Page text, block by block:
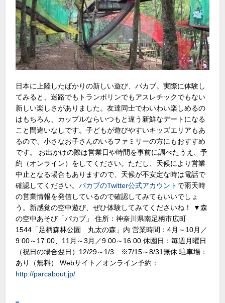
日本に上陸したばかりの新しい遊び、パカブ。実際に体験し
てみると、迷路でもトランポリンでもアスレチックでもない
新しい楽しさがありました。友達同士でわいわい楽しめるの
はもちろん、カップルならいつもと違う新鮮なデートになる
こと間違いなしです。子どもが遊びやすいキッズエリアもあ
るので、小さなお子さんのいるファミリーの方にもおすすめ
です。 お出かけの際は営業日や時間を事前に調べたうえ、予
約（オンライン）をしてください。ただし、天候により営業
中止となる場合もありますので、天候が不安定な時は電話で
確認してください。パカブのTwitter公式アカウント で雨天時
の営業情報を発信しているので確認してみてもいいでしょ
う。新感覚の空中遊び、ぜひ体験してみてくださいね！ ▼森
の空中あそび「パカブ」 住所：神奈川県南足柄市広町
1544「足柄森林公園 丸太の森」内 営業時間：4月～10月／
9:00～17:00、11月～3月／9:00～16:00 休園日：毎週月曜日
（祝日の場合翌日）12/29～1/3 ※7/15～8/31無休 駐車場：
あり（無料） Webサイト／オンライン予約：
http://parcabout.jp/